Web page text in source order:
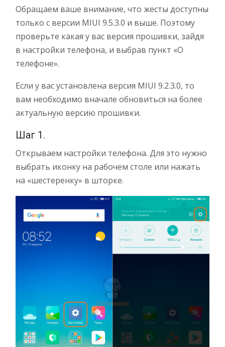
Обращаем ваше внимание, что жесты доступны
только с версии MIUI 9.5.3.0 и выше. Поэтому
проверьте какая у вас версия прошивки, зайдя
в настройки телефона, и выбрав пункт «О
телефоне».
Если у вас установлена версия MIUI 9.2.3.0, то
вам необходимо вначале обновиться на более
актуальную версию прошивки.
Шаг 1.
Открываем настройки телефона. Для это нужно
выбрать иконку на рабочем столе или нажать
на «шестеренку» в шторке.